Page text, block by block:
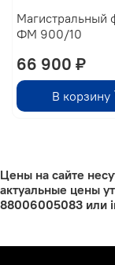
Магистральный
ФМ 900/10
66 900 ₽
В корзину
Цены на сайте
актуальные цены
88006005083 или